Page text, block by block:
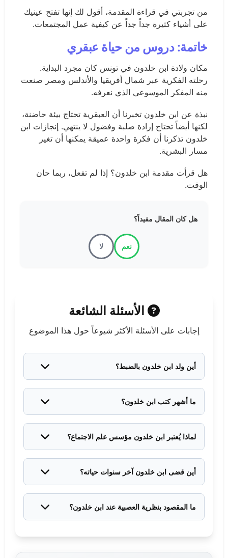
من تجربتي في قراءة المقدمة، أقول لك إنها تفتح عينيك
على أشياء كثيرة جداً جداً عن كيفية عمل المجتمعات.
خاتمة: دروس من حياة عبقري
مكان ولادة ابن خلدون في تونس كان مجرد البداية.
رحلته الفكرية عبر شمال أفريقيا والأندلس ومصر صنعت
منه المفكر الموسوعي الذي نعرفه.
نبذة عن ابن خلدون تخبرنا أن العبقرية تحتاج بيئة حاضنة،
لكنها أيضاً تحتاج إرادة صلبة وفضول لا ينتهي. إنجازات ابن
خلدون تذكرنا أن فكرة واحدة عميقة يمكنها أن تغير
مسار البشرية.
هل قرأت مقدمة ابن خلدون؟ إذا لم تفعل، ربما حان
الوقت.
هل كان المقال مفيداً؟
نعم لا
الأسئلة الشائعة
إجابات على الأسئلة الأكثر شيوعاً حول هذا الموضوع
أين ولد ابن خلدون بالضبط؟
عريقة هاجرت من إشبيلية.
ما أشهر كتب ابن خلدون؟
وهو مقدمة لكتابه الأكبر "كتاب العبر".
لماذا يُعتبر ابن خلدون مؤسس علم الاجتماع؟
البشرية وقوانين تطورها، قبل الغرب بقرون.
أين قضى ابن خلدون آخر سنوات حياته؟
ومدرساً حتى وفاته عام 1406.
ما المقصود بنظرية العصبية عند ابن خلدون؟
القبيلة أو الجماعة، وهي أساس قيام الدول وسقوطها
حسب نظريته.